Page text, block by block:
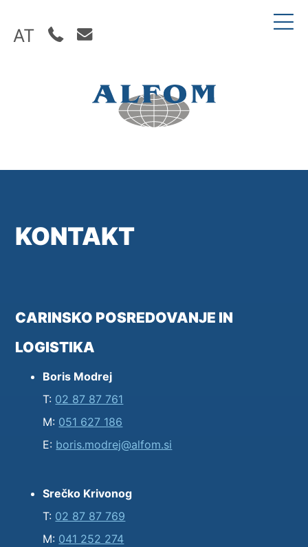
AT
KONTAKT
CARINSKO POSREDOVANJE IN
LOGISTIKA
Boris Modrej
T: 02 87 87 761
M: 051 627 186
E: boris.modrej@alfom.si
Srečko Krivonog
T: 02 87 87 769
M: 041 252 274